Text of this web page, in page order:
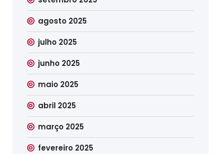
agosto 2025
julho 2025
junho 2025
maio 2025
abril 2025
março 2025
fevereiro 2025